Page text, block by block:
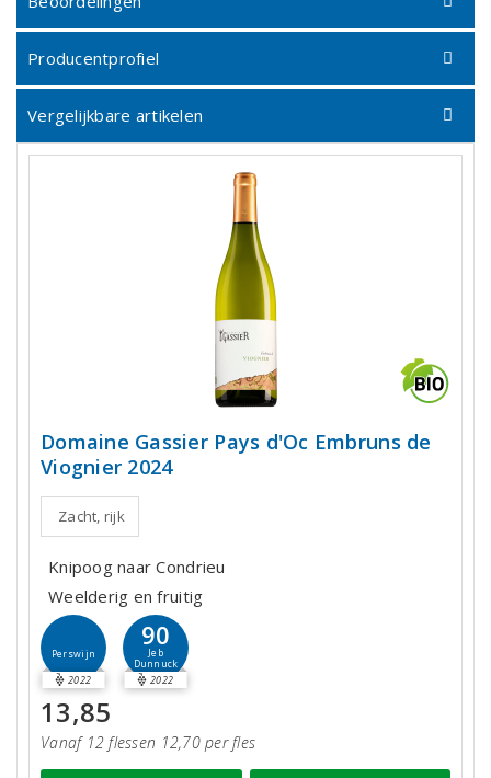
Producentprofiel
Vergelijkbare artikelen
Domaine Gassier Pays d'Oc Embruns de
Viognier 2024
Zacht, rijk
Knipoog naar Condrieu
Weelderig en fruitig
Perswijn
2022
90
Jeb
Dunnuck
2022
13,85
Vanaf 12 flessen 12,70 per fles